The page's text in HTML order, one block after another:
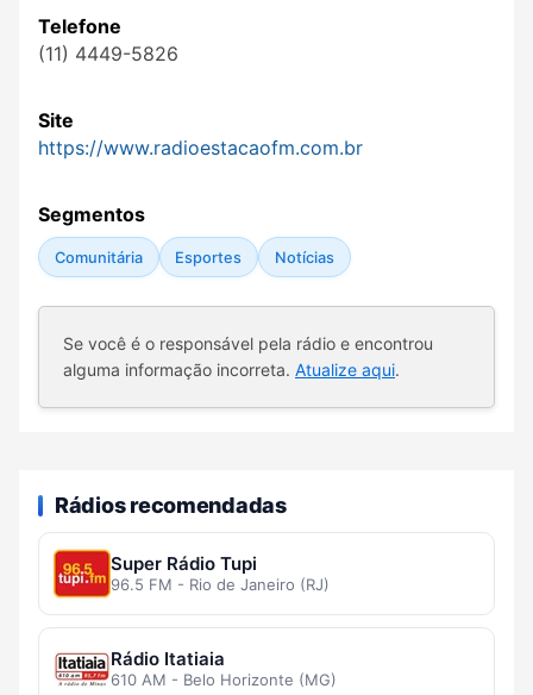
Telefone
(11) 4449-5826
Site
https://www.radioestacaofm.com.br
Segmentos
Comunitária Esportes Notícias
Se você é o responsável pela rádio e encontrou
alguma informação incorreta. Atualize aqui.
Rádios recomendadas
Super Rádio Tupi
96.5 FM - Rio de Janeiro (RJ)
Rádio Itatiaia
610 AM - Belo Horizonte (MG)